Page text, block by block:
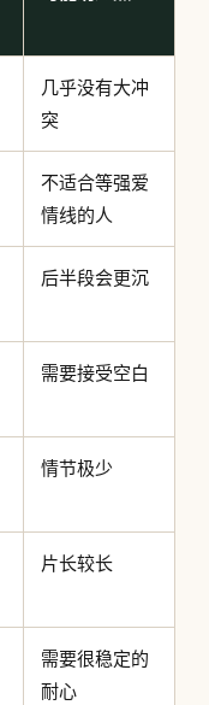
几乎没有大冲
突
不适合等强爱
情线的人
后半段会更沉
需要接受空白
情节极少
片长较长
需要很稳定的
耐心